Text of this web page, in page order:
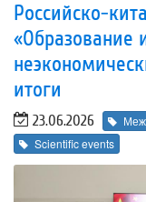
Российско-
«Образование
итоги
23.06.2026
Scientific events